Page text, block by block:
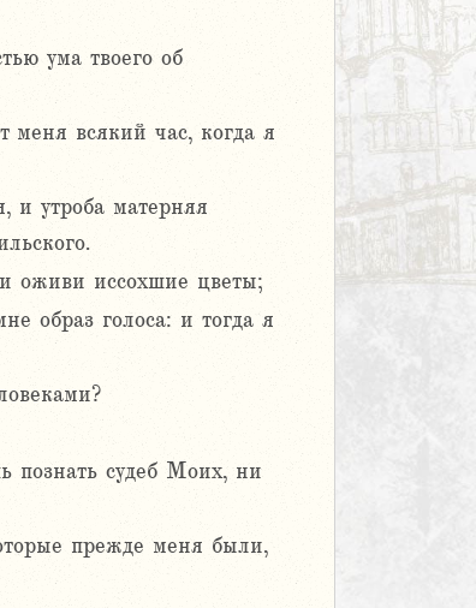
ума твоего об
меня всякий час, когда я
утроба матерняя
оживи иссохшие цветы;
образ голоса: и тогда я
познать судеб Моих, ни
прежде меня были,